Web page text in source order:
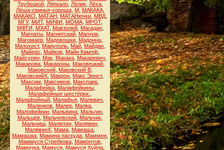
Трубецкой, Ляпкало, Лёлик, Лёха,
Лёша-свинья-хороша, М, МАКАКА,
МАКАКО
МАТАН МАТАНючки, МВД,
МГУ, МИТ, МИФИ МОМА, МРОТ,
МФТИ
МХАТ, Мавзолей, Магадан,
Магнаты, Магнитский, Магнум
Магомаев Мадовошки Мадонна
Мазохист, Маиуполь Май Майдан
Майерс
Майков, Майн Кампф,
Майсурян, Мак, Макака, Макаревич
Макарова Макароны Маковецкий
Маковский, Маковский В,
МаковскийХ Макрон Макс Эрнст,
Максим
Максимов Макспарк
Малафейка, Малафейкины,
Малафейные шестёрки.
Малафейный Малафья Малевич
Маленков Малер Малка
Малофейкин Мальвина Мальгин
Мальцев Мальчевский Мальчик
Мальчиш
Малютин, Малявин,
МалявинХ Мама Мамаша
Мамашка Мамина паскуда Маммен
Маммуся Стребкова, Мамонтов,
Мамочка, Мамуся, Мамуся Хуйла,